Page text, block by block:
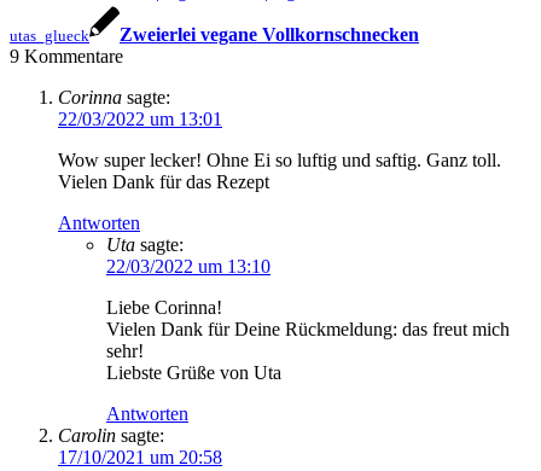
utas_glueck
Zweierlei vegane Vollkornschnecken
9 Kommentare
Corinna sagte:
22/03/2022 um 13:01
Wow super lecker! Ohne Ei so luftig und saftig. Ganz toll.
Vielen Dank für das Rezept
Antworten
Uta sagte:
22/03/2022 um 13:10
Liebe Corinna!
Vielen Dank für Deine Rückmeldung: das freut mich
sehr!
Liebste Grüße von Uta
Antworten
Carolin sagte:
17/10/2021 um 20:58